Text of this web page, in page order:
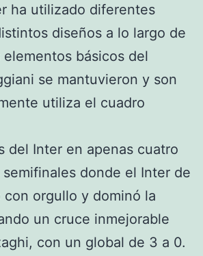
ha utilizado diferentes
diseños a lo largo de
básicos del
se mantuvieron y son
utiliza el cuadro
del Inter en apenas cuatro
donde el Inter de
con orgullo y dominó la
un cruce inmejorable
con un global de 3 a 0.